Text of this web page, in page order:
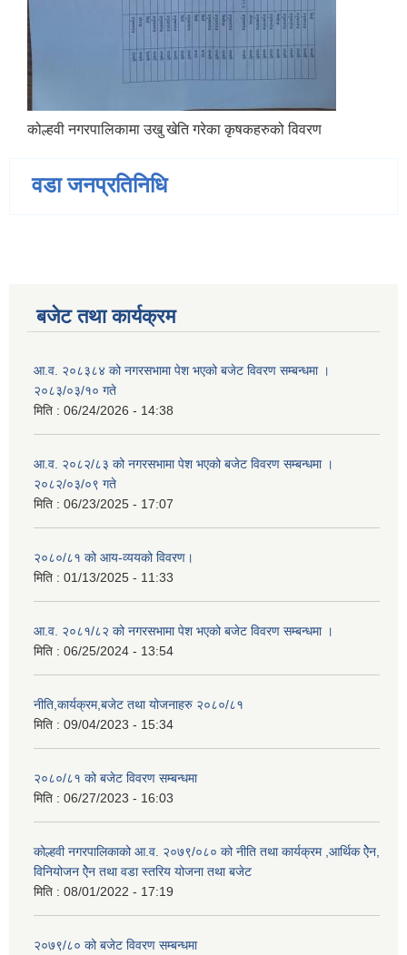
कोल्हवी नगरपालिकामा उखु खेति गरेका कृषकहरुको विवरण
वडा जनप्रतिनिधि
बजेट तथा कार्यक्रम
आ.व. २०८३८४ को नगरसभामा पेश भएको बजेट विवरण सम्बन्धमा ।
२०८३/०३/१० गते
मिति : 06/24/2026 - 14:38
आ.व. २०८२/८३ को नगरसभामा पेश भएको बजेट विवरण सम्बन्धमा ।
२०८२/०३/०९ गते
मिति : 06/23/2025 - 17:07
२०८०/८१ को आय-व्ययको विवरण।
मिति : 01/13/2025 - 11:33
आ.व. २०८१/८२ को नगरसभामा पेश भएको बजेट विवरण सम्बन्धमा ।
मिति : 06/25/2024 - 13:54
नीति,कार्यक्रम,बजेट तथा योजनाहरु २०८०/८१
मिति : 09/04/2023 - 15:34
२०८०/८१ को बजेट विवरण सम्बन्धमा
मिति : 06/27/2023 - 16:03
कोल्हवी नगरपालिकाको आ.व. २०७९/०८० को नीति तथा कार्यक्रम ,आर्थिक ऐेन,
विनियोजन ऐेन तथा वडा स्तरिय योजना तथा बजेट
मिति : 08/01/2022 - 17:19
२०७९/८० को बजेट विवरण सम्बन्धमा